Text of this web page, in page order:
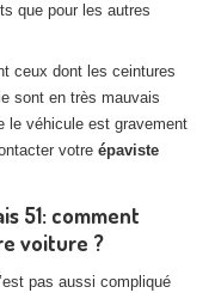
que pour les autres
ceux dont les ceintures
sont en très mauvais
le véhicule est gravement
votre épaviste
51: comment
voiture ?
pas aussi compliqué